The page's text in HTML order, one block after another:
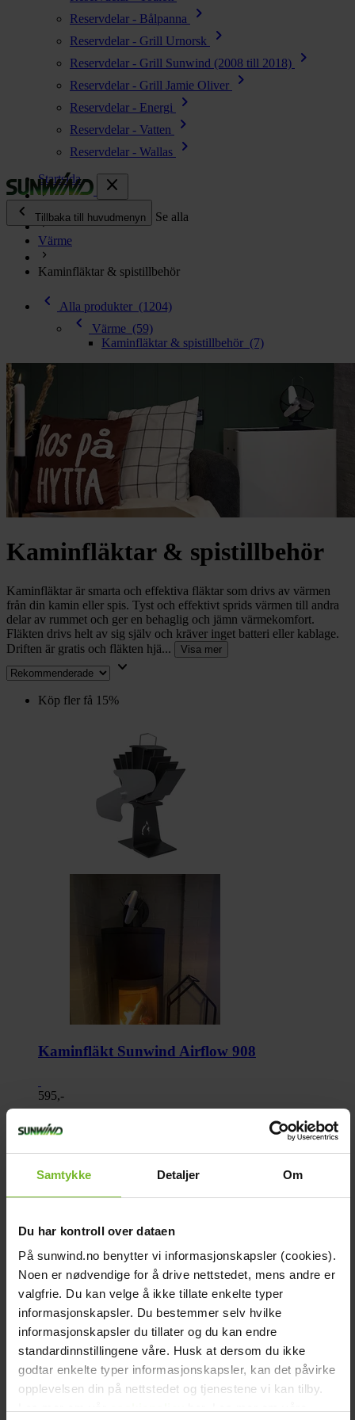
Samtykke Detaljer Om
Du har kontroll over dataen
På sunwind.no benytter vi informasjonskapsler (cookies).
Noen er nødvendige for å drive nettstedet, mens andre er
valgfrie. Du kan velge å ikke tillate enkelte typer
informasjonskapsler. Du bestemmer selv hvilke
informasjonskapsler du tillater og du kan endre
standardinnstillingene våre. Husk at dersom du ikke
godtar enkelte typer informasjonskapsler, kan det påvirke
opplevelsen din på nettstedet og tjenestene vi kan tilby.
Reservdelar - Bålpanna chevron_right
Reservdelar - Grill Urnorsk chevron_right
Reservdelar - Grill Sunwind (2008 till 2018) chevron_right
Reservdelar - Grill Jamie Oliver chevron_right
Reservdelar - Energi chevron_right
Reservdelar - Vatten chevron_right
Reservdelar - Wallas
chevron_right
close
chevron_left
Tillbaka till huvudmenyn Se alla
Energi
chevron_right
Värme chevron_right
Vatten chevron_right
Toalett
Grill & Fritid
Lacanche
Reservdelar chevron_right
Startsida
Värme
Kaminfläktar & spistillbehör
chevron_left Alla produkter (1204)
chevron_left Värme (59)
Kaminfläktar & spistillbehör (7)
Kaminfläktar & spistillbehör
Kaminfläktar är smarta och effektiva fläktar som drivs av värmen
från din kamin eller spis. Tyst och effektivt sprids värmen till andra
delar av rummet och ger en behaglig och jämn värmekomfort.
Fläkten drivs helt av sig själv och kräver inget batteri eller kablage.
Driften är gratis och fläkten hjä...
Visa mer
keyboard_arrow_down
Köp fler få 15%
Kaminfläkt Sunwind Airflow 908
595,-
Köp fler få 15%